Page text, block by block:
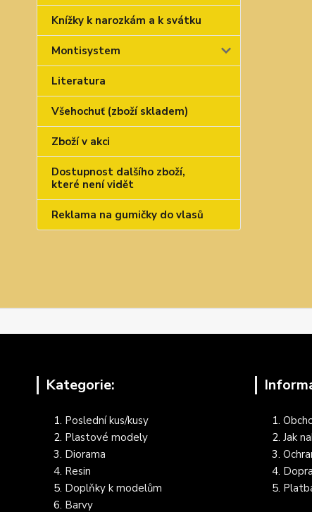
Knížky k narozkám a k svátku
Montisystem
Literatura
Všehochuť (zboží skladem)
Zboží v akci
Dostupnost dalšího zboží,
které není vidět
Reklama na gumičky do vlasů
Kategorie:
Poslední kus/kusy
Plastové modely
Diorama
Resin
Doplňky k modelům
Barvy
Jak